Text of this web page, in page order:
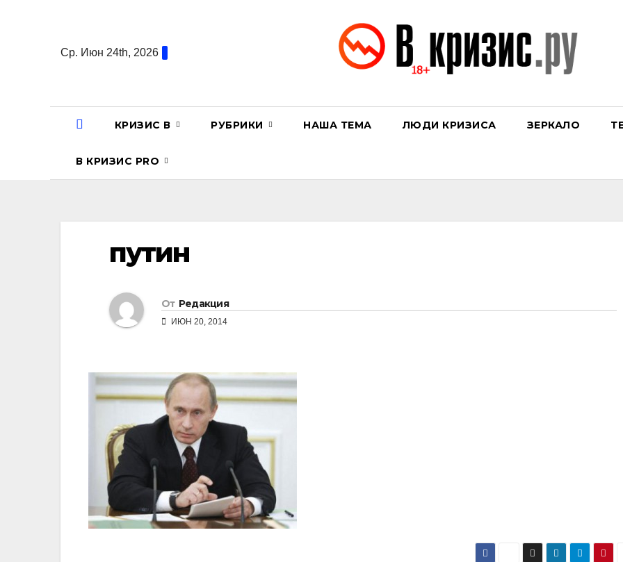
содержаниюСр. Июн 24th, 2026
КРИЗИС В РУБРИКИ НАША ТЕМА ЛЮДИ КРИЗИСА ЗЕРКАЛО
В КРИЗИС PRO
путин
От Редакция
ИЮН 20, 2014